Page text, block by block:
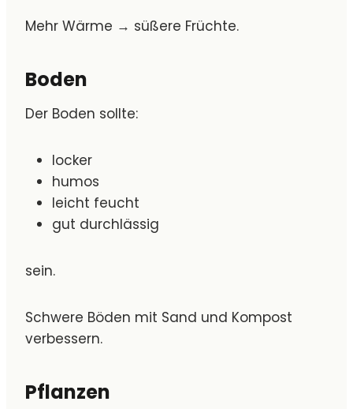
Mehr Wärme → süßere Früchte.
Boden
Der Boden sollte:
locker
humos
leicht feucht
gut durchlässig
sein.
Schwere Böden mit Sand und Kompost
verbessern.
Pflanzen